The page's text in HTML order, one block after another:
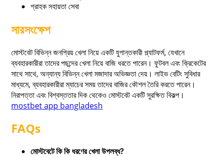
গ্রাহক সহায়তা সেবা
সারসংক্ষেপ
মোস্টবেট বিভিন্ন জনপ্রিয় খেলা নিয়ে একটি যুগান্তকারী প্ল্যাটফর্ম, যেখানে
ব্যবহারকারীরা তাদের পছন্দের খেলা নিয়ে বাজি ধরতে পারেন। ফুটবল এবং ক্রিকেটের
সাথে সাথে, অন্যান্য বিভিন্ন খেলা মজাদার অভিজ্ঞতা দেয়। লাইভ বেটিং সুবিধার
মাধ্যমে, ব্যবহারকারীরা ম্যাচের সময় তাদের বাজির কৌশল তৈরি করতে পারেন।
নিরাপত্তা এবং বিশ্বস্ততার দিক থেকেও মোস্টবেট একটি সুরক্ষিত বিকল্প।
mostbet app bangladesh
FAQs
মোস্টবেটে কি কি ধরণের খেলা উপলব্ধ?